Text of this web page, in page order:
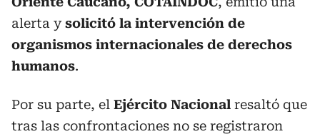
alerta ysolicitó la intervención de
organismos internacionales de derechos
humanos.
Por su parte, el Ejército Nacional resaltó que
tras las confrontaciones no se registraron